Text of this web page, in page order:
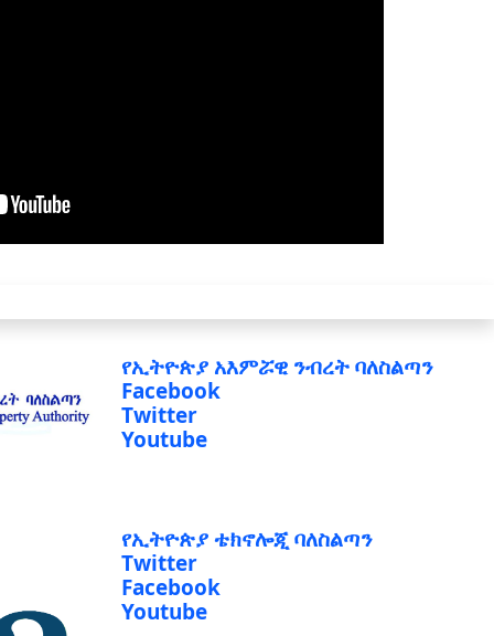
የኢትዮጵያ አእምሯዊ ንብረት ባለስልጣን
Facebook
Twitter
Youtube
የኢትዮጵያ ቴክኖሎጂ ባለስልጣን
Twitter
Facebook
Youtube